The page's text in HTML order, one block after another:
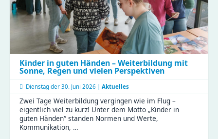
Kinder in guten Händen – Weiterbildung mit
Sonne, Regen und vielen Perspektiven
Dienstag der 30. Juni 2026 | Aktuelles
Zwei Tage Weiterbildung vergingen wie im Flug –
eigentlich viel zu kurz! Unter dem Motto „Kinder in
guten Händen“ standen Normen und Werte,
Kommunikation, …